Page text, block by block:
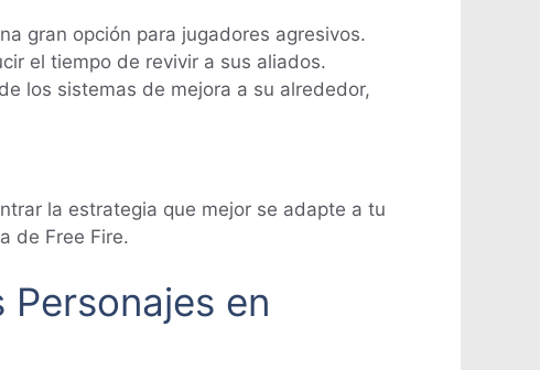
gran opción para jugadores agresivos.
el tiempo de revivir a sus aliados.
los sistemas de mejora a su alrededor,
la estrategia que mejor se adapte a tu
de Free Fire.
en